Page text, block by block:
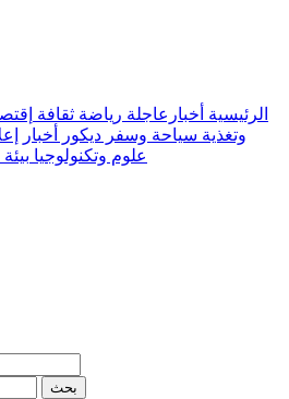
الرئيسية أخبارعاجلة رياضة ثقافة
وتغذية سياحة وسفر ديكور أخبار
علوم وتكنولوجيا بيئة